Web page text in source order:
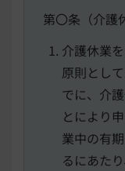
第〇条（介護
介護休業
原則とし
でに、介
とにより
業中の有
るにあた